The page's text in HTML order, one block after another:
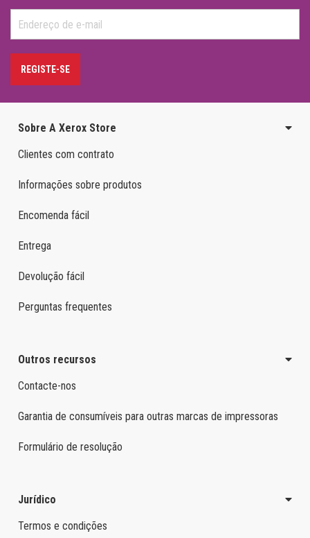
REGISTE-SE
Sobre A Xerox Store
Clientes com contrato
Informações sobre produtos
Encomenda fácil
Entrega
Devolução fácil
Perguntas frequentes
Outros recursos
Contacte-nos
Garantia de consumíveis para outras marcas de impressoras
Formulário de resolução
Jurídico
Termos e condições